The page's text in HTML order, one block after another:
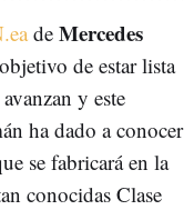
de Mercedes
de estar lista
y este
ha dado a conocer
se fabricará en la
conocidas Clase